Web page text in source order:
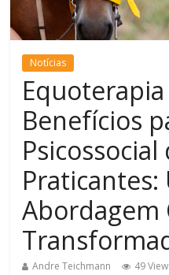
Notícias
Benefícios
Psicossocial
Praticantes:
Abordagem
Andre Teichmann 49